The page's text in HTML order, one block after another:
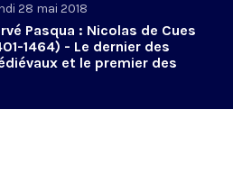
28 mai 2018
Pasqua : Nicolas de Cues
1464) - Le dernier des
et le premier des